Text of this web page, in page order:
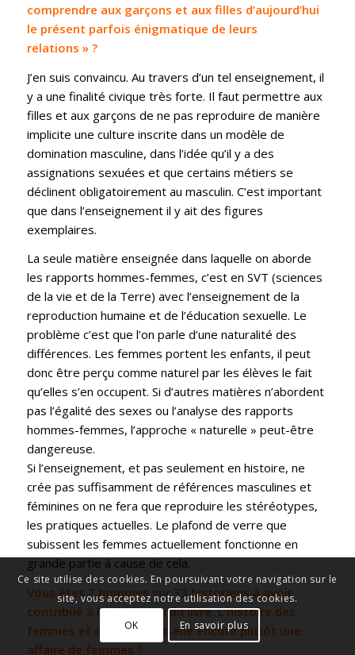
comprendre aux garçons et aux filles d’aujourd’hui
le présent parfois énigmatique de leurs
relations » ?
J’en suis convaincu. Au travers d’un tel enseignement, il
y a une finalité civique très forte. Il faut permettre aux
filles et aux garçons de ne pas reproduire de manière
implicite une culture inscrite dans un modèle de
domination masculine, dans l’idée qu’il y a des
assignations sexuées et que certains métiers se
déclinent obligatoirement au masculin. C’est important
que dans l’enseignement il y ait des figures
exemplaires.
La seule matière enseignée dans laquelle on aborde
les rapports hommes-femmes, c’est en SVT (sciences
de la vie et de la Terre) avec l’enseignement de la
reproduction humaine et de l’éducation sexuelle. Le
problème c’est que l’on parle d’une naturalité des
différences. Les femmes portent les enfants, il peut
donc être perçu comme naturel par les élèves le fait
qu’elles s’en occupent. Si d’autres matières n’abordent
pas l’égalité des sexes ou l’analyse des rapports
hommes-femmes, l’approche « naturelle » peut-être
dangereuse.
Si l’enseignement, et pas seulement en histoire, ne
crée pas suffisamment de références masculines et
féminines on ne fera que reproduire les stéréotypes,
les pratiques actuelles. Le plafond de verre que
subissent les femmes actuellement fonctionne en
grande partie à cause de cela.
Vous êtes 7 hommes sur 33 historiens à avoir
contribué à la rédaction du livre. L’histoire des
femmes et du genre est-elle encore plutôt une
affaire de femmes ?
Ce site utilise des cookies. En poursuivant votre navigation sur le
site, vous acceptez notre utilisation des cookies.
OK
En savoir plus